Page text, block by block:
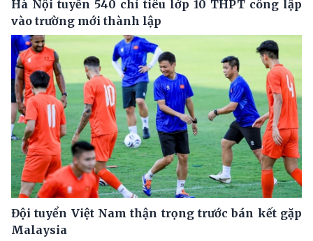
Hà Nội tuyển 540 chỉ tiêu lớp 10 THPT công lập
vào trường mới thành lập
Đội tuyển Việt Nam thận trọng trước bán kết gặp
Malaysia